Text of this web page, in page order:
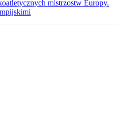
mistrzostw Europy.